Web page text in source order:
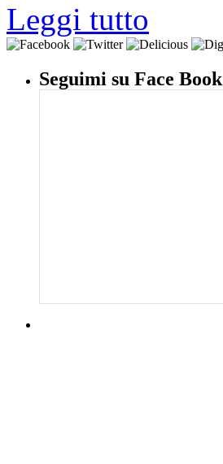
Leggi tutto
Seguimi su Face Book